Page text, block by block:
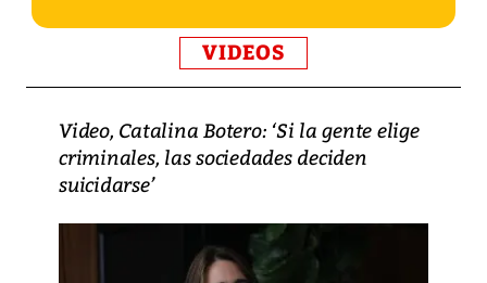
VIDEOS
Video, Catalina Botero: ‘Si la gente elige
criminales, las sociedades deciden
suicidarse’